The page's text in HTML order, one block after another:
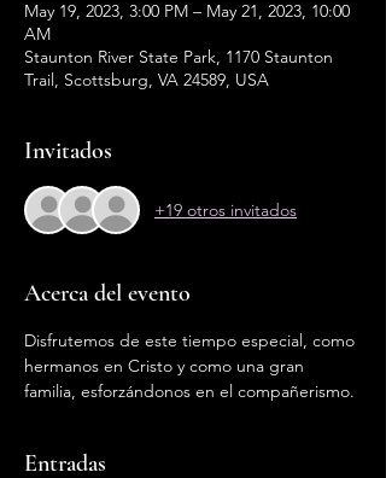
May 19, 2023, 3:00 PM – May 21, 2023, 10:00
AM
Staunton River State Park, 1170 Staunton
Trail, Scottsburg, VA 24589, USA
Invitados
+19 otros invitados
Acerca del evento
Disfrutemos de este tiempo especial, como
hermanos en Cristo y como una gran
familia, esforzándonos en el compañerismo.
Entradas